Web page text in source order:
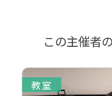
この主催者
教室